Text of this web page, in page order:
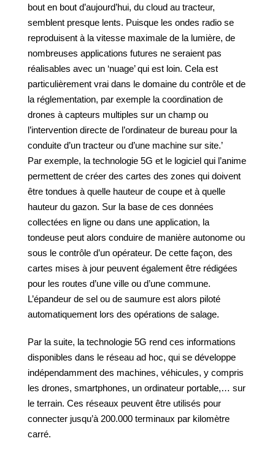
bout en bout d’aujourd’hui, du cloud au tracteur,
semblent presque lents. Puisque les ondes radio se
reproduisent à la vitesse maximale de la lumière, de
nombreuses applications futures ne seraient pas
réalisables avec un ‘nuage’ qui est loin. Cela est
particulièrement vrai dans le domaine du contrôle et de
la réglementation, par exemple la coordination de
drones à capteurs multiples sur un champ ou
l’intervention directe de l’ordinateur de bureau pour la
conduite d’un tracteur ou d’une machine sur site.’
Par exemple, la technologie 5G et le logiciel qui l’anime
permettent de créer des cartes des zones qui doivent
être tondues à quelle hauteur de coupe et à quelle
hauteur du gazon. Sur la base de ces données
collectées en ligne ou dans une application, la
tondeuse peut alors conduire de manière autonome ou
sous le contrôle d’un opérateur. De cette façon, des
cartes mises à jour peuvent également être rédigées
pour les routes d’une ville ou d’une commune.
L’épandeur de sel ou de saumure est alors piloté
automatiquement lors des opérations de salage.
Par la suite, la technologie 5G rend ces informations
disponibles dans le réseau ad hoc, qui se développe
indépendamment des machines, véhicules, y compris
les drones, smartphones, un ordinateur portable,… sur
le terrain. Ces réseaux peuvent être utilisés pour
connecter jusqu’à 200.000 terminaux par kilomètre
carré.